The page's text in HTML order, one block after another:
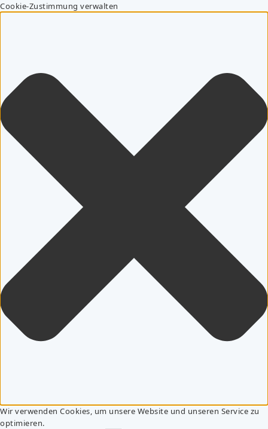
Cookie-Zustimmung verwalten
Wir verwenden Cookies, um unsere Website und unseren Service zu
optimieren.